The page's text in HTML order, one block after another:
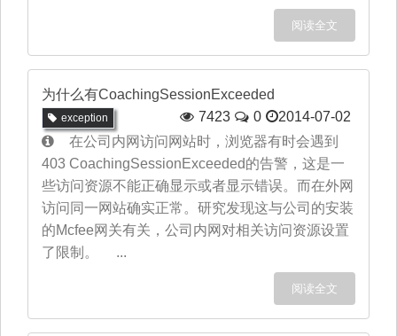
阅读全文
为什么有CoachingSessionExceeded
2014-07-02
exception 7423
0
在公司内网访问网站时，浏览器有时会遇到
403 CoachingSessionExceeded的告警，这是一
些访问资源不能正确显示或者显示错误。而在外网
访问同一网站确实正常。研究发现这与公司的安装
的Mcfee网关有关，公司内网对相关访问资源设置
了限制。 ...
阅读全文